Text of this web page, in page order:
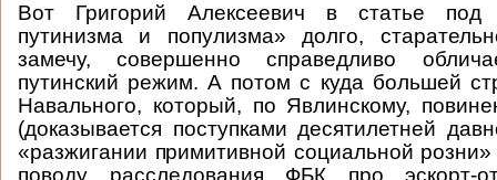
Вот Григорий Алексеевич в статье под
путинизма и популизма» долго,
замечу, совершенно справедливо
путинский режим. А потом с куда большей
Навального, который, по Явлинскому,
(доказывается поступками десятилетней
«разжигании примитивной социальной
поводу расследования ФБК про эскорт-